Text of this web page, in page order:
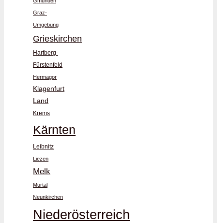
Graz-
Umgebung
Grieskirchen
Hartberg-
Fürstenfeld
Hermagor
Klagenfurt
Land
Krems
Kärnten
Leibnitz
Liezen
Melk
Murtal
Neunkirchen
Niederösterreich